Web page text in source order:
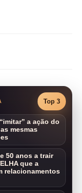
Top 3
a ação do
mesmas
50 anos a trair
que a
relacionamentos